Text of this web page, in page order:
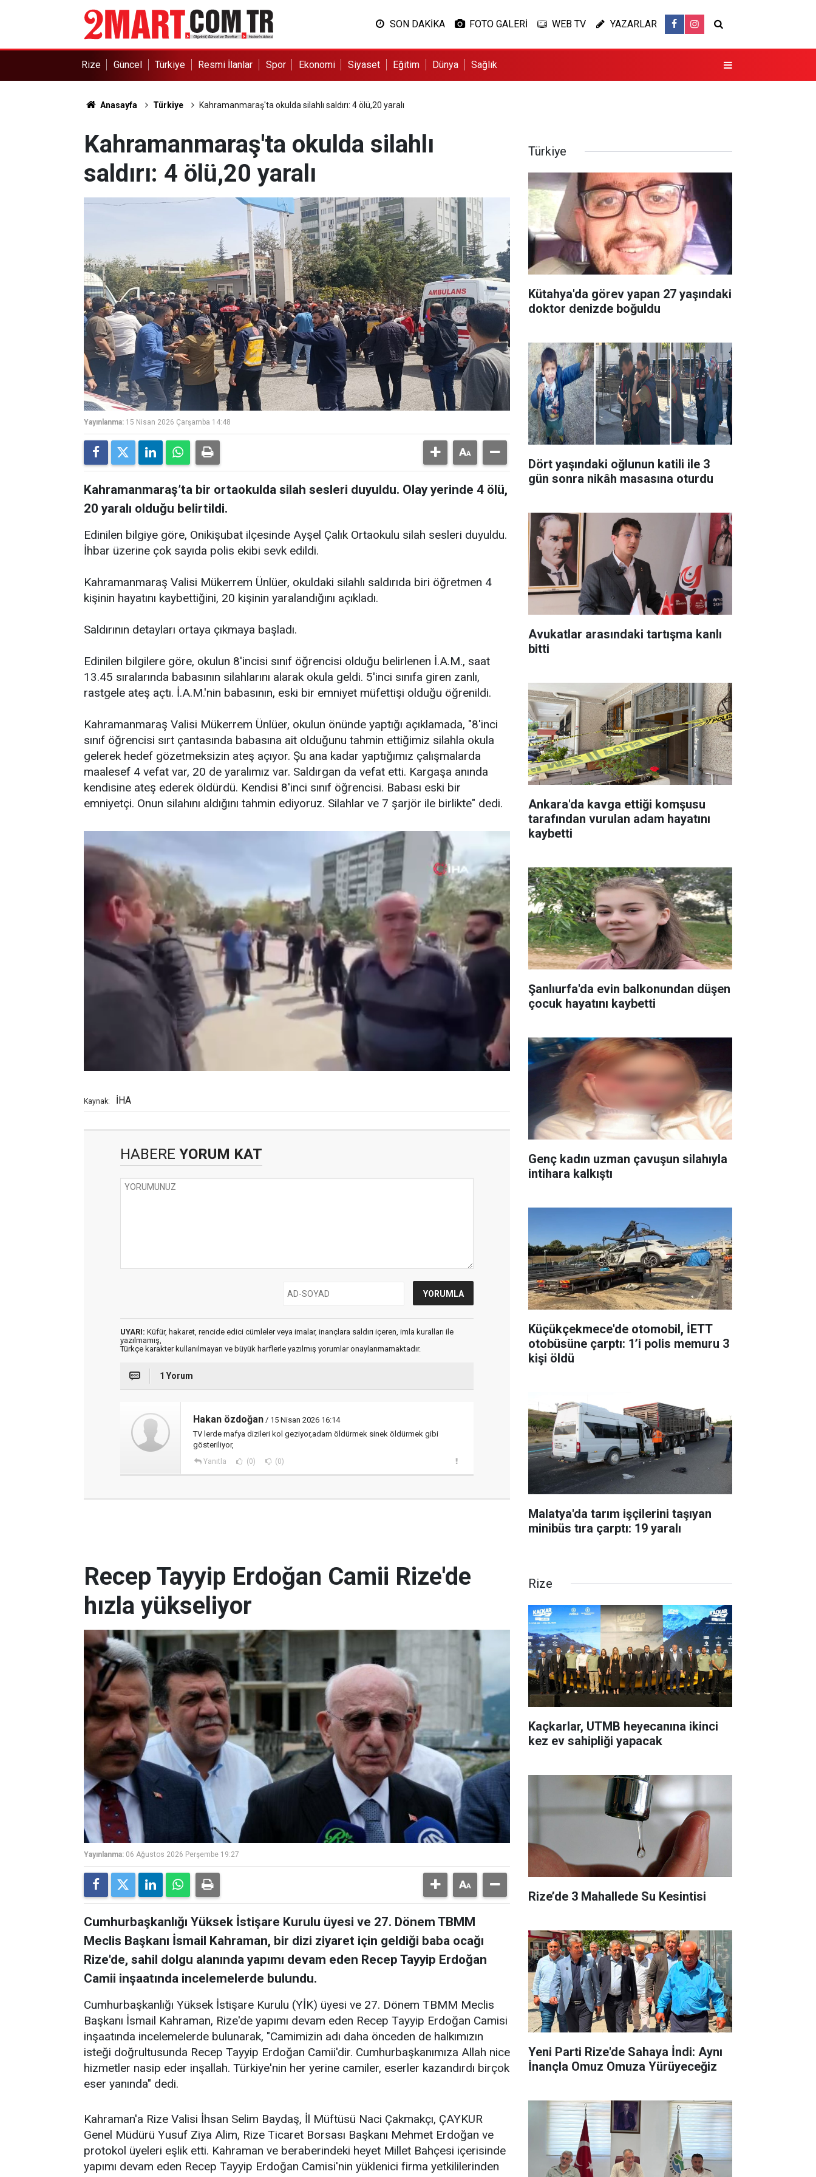
SON DAKİKA FOTO GALERİ WEB TV YAZARLAR
Rize Güncel Türkiye Resmi İlanlar Spor Ekonomi Siyaset Eğitim Dünya Sağlık
Anasayfa Türkiye Kahramanmaraş'ta okulda silahlı saldırı: 4 ölü,20 yaralı
Kahramanmaraş'ta okulda silahlı
saldırı: 4 ölü,20 yaralı
Yayınlanma: 15 Nisan 2026 Çarşamba 14:48
Kahramanmaraş’ta bir ortaokulda silah sesleri duyuldu. Olay yerinde 4 ölü,
20 yaralı olduğu belirtildi.
Edinilen bilgiye göre, Onikişubat ilçesinde Ayşel Çalık Ortaokulu silah sesleri duyuldu.
İhbar üzerine çok sayıda polis ekibi sevk edildi.
Kahramanmaraş Valisi Mükerrem Ünlüer, okuldaki silahlı saldırıda biri öğretmen 4
kişinin hayatını kaybettiğini, 20 kişinin yaralandığını açıkladı.
Saldırının detayları ortaya çıkmaya başladı.
Edinilen bilgilere göre, okulun 8'incisi sınıf öğrencisi olduğu belirlenen İ.A.M., saat
13.45 sıralarında babasının silahlarını alarak okula geldi. 5'inci sınıfa giren zanlı,
rastgele ateş açtı. İ.A.M.'nin babasının, eski bir emniyet müfettişi olduğu öğrenildi.
Kahramanmaraş Valisi Mükerrem Ünlüer, okulun önünde yaptığı açıklamada, "8'inci
sınıf öğrencisi sırt çantasında babasına ait olduğunu tahmin ettiğimiz silahla okula
gelerek hedef gözetmeksizin ateş açıyor. Şu ana kadar yaptığımız çalışmalarda
maalesef 4 vefat var, 20 de yaralımız var. Saldırgan da vefat etti. Kargaşa anında
kendisine ateş ederek öldürdü. Kendisi 8'inci sınıf öğrencisi. Babası eski bir
emniyetçi. Onun silahını aldığını tahmin ediyoruz. Silahlar ve 7 şarjör ile birlikte" dedi.
Kaynak: İHA
HABERE YORUM KAT
UYARI: Küfür, hakaret, rencide edici cümleler veya imalar, inançlara saldırı içeren, imla kuralları ile
yazılmamış,
Türkçe karakter kullanılmayan ve büyük harflerle yazılmış yorumlar onaylanmamaktadır.
1 Yorum
Hakan özdoğan / 15 Nisan 2026 16:14
TV lerde mafya dizileri kol geziyor,adam öldürmek sinek öldürmek gibi
gösteriliyor,
Yanıtla (0) (0)
Türkiye
Kütahya'da görev yapan 27 yaşındaki
doktor denizde boğuldu
Dört yaşındaki oğlunun katili ile 3
gün sonra nikâh masasına oturdu
Avukatlar arasındaki tartışma kanlı
bitti
Ankara'da kavga ettiği komşusu
tarafından vurulan adam hayatını
kaybetti
Şanlıurfa'da evin balkonundan düşen
çocuk hayatını kaybetti
Genç kadın uzman çavuşun silahıyla
intihara kalkıştı
Küçükçekmece'de otomobil, İETT
otobüsüne çarptı: 1’i polis memuru 3
kişi öldü
Malatya'da tarım işçilerini taşıyan
minibüs tıra çarptı: 19 yaralı
Recep Tayyip Erdoğan Camii Rize'de
hızla yükseliyor
Yayınlanma: 06 Ağustos 2026 Perşembe 19:27
Cumhurbaşkanlığı Yüksek İstişare Kurulu üyesi ve 27. Dönem TBMM
Meclis Başkanı İsmail Kahraman, bir dizi ziyaret için geldiği baba ocağı
Rize'de, sahil dolgu alanında yapımı devam eden Recep Tayyip Erdoğan
Camii inşaatında incelemelerde bulundu.
Cumhurbaşkanlığı Yüksek İstişare Kurulu (YİK) üyesi ve 27. Dönem TBMM Meclis
Başkanı İsmail Kahraman, Rize'de yapımı devam eden Recep Tayyip Erdoğan Camisi
inşaatında incelemelerde bulunarak, "Camimizin adı daha önceden de halkımızın
isteği doğrultusunda Recep Tayyip Erdoğan Camii'dir. Cumhurbaşkanımıza Allah nice
hizmetler nasip eder inşallah. Türkiye'nin her yerine camiler, eserler kazandırdı birçok
eser yanında" dedi.
Kahraman'a Rize Valisi İhsan Selim Baydaş, İl Müftüsü Naci Çakmakçı, ÇAYKUR
Genel Müdürü Yusuf Ziya Alim, Rize Ticaret Borsası Başkanı Mehmet Erdoğan ve
protokol üyeleri eşlik etti. Kahraman ve beraberindeki heyet Millet Bahçesi içerisinde
yapımı devam eden Recep Tayyip Erdoğan Camisi'nin yüklenici firma yetkililerinden
Rize
Kaçkarlar, UTMB heyecanına ikinci
kez ev sahipliği yapacak
Rize’de 3 Mahallede Su Kesintisi
Yeni Parti Rize'de Sahaya İndi: Aynı
İnançla Omuz Omuza Yürüyeceğiz